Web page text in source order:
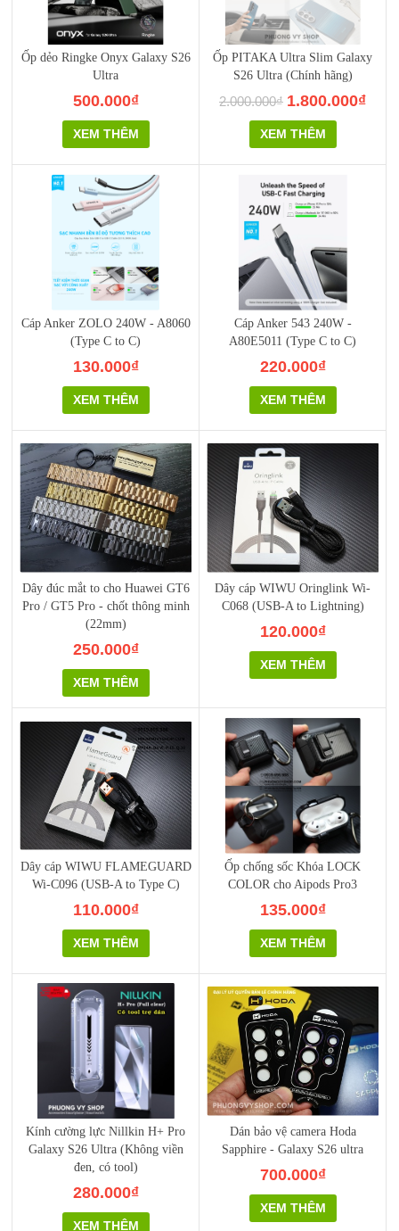
Ốp dẻo Ringke Onyx Galaxy S26
Ultra
500.000₫
XEM THÊM
Ốp PITAKA Ultra Slim Galaxy
S26 Ultra (Chính hãng)
2.000.000₫ 1.800.000₫
XEM THÊM
Cáp Anker ZOLO 240W - A8060
(Type C to C)
130.000₫
XEM THÊM
Cáp Anker 543 240W -
A80E5011 (Type C to C)
220.000₫
XEM THÊM
Dây đúc mắt to cho Huawei GT6
Pro / GT5 Pro - chốt thông minh
(22mm)
250.000₫
XEM THÊM
Dây cáp WIWU Oringlink Wi-
C068 (USB-A to Lightning)
120.000₫
XEM THÊM
Dây cáp WIWU FLAMEGUARD
Wi-C096 (USB-A to Type C)
110.000₫
XEM THÊM
Ốp chống sốc Khóa LOCK
COLOR cho Aipods Pro3
135.000₫
XEM THÊM
Kính cường lực Nillkin H+ Pro
Galaxy S26 Ultra (Không viền
đen, có tool)
280.000₫
XEM THÊM
Dán bảo vệ camera Hoda
Sapphire - Galaxy S26 ultra
700.000₫
XEM THÊM